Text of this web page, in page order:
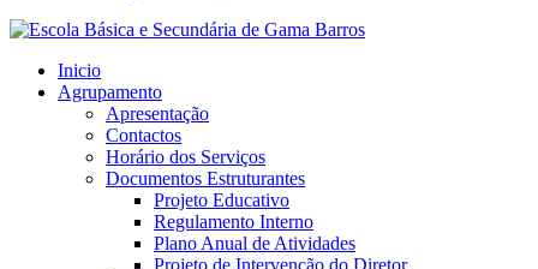
Inicio
Agrupamento
Apresentação
Contactos
Horário dos Serviços
Documentos Estruturantes
Projeto Educativo
Regulamento Interno
Plano Anual de Atividades
Projeto de Intervenção do Diretor